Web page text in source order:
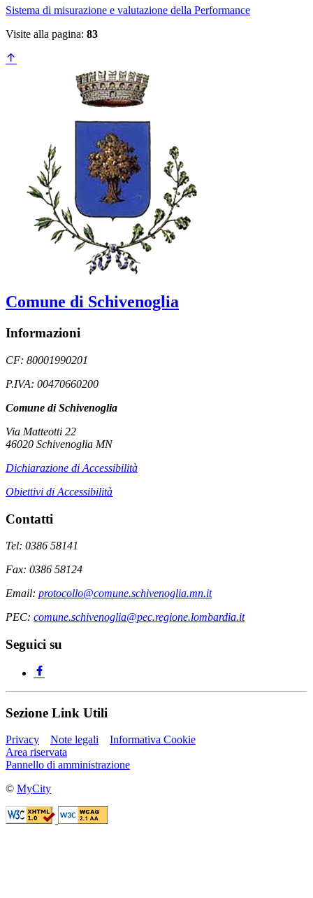
Sistema di misurazione e valutazione della Performance
Visite alla pagina: 83
Comune di Schivenoglia
Informazioni
CF: 80001990201
P.IVA: 00470660200
Comune di Schivenoglia
Via Matteotti 22
46020 Schivenoglia MN
Dichiarazione di Accessibilità
Obiettivi di Accessibilità
Contatti
Tel: 0386 58141
Fax: 0386 58124
Email: protocollo@comune.schivenoglia.mn.it
PEC: comune.schivenoglia@pec.regione.lombardia.it
Seguici su
Sezione Link Utili
Privacy Note legali
Informativa Cookie
Area riservata
Pannello di amministrazione
© MyCity